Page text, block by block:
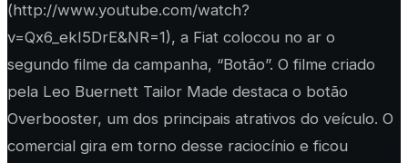
(http://www.youtube.com/watch?
v=Qx6_ekI5DrE&NR=1), a Fiat colocou no ar o
segundo filme da campanha, “Botão”. O filme criado
pela Leo Buernett Tailor Made destaca o botão
Overbooster, um dos principais atrativos do veículo. O
comercial gira em torno desse raciocínio e ficou